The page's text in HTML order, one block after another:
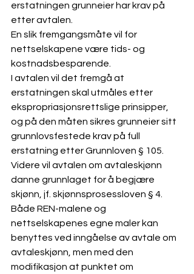
erstatningen grunneier har krav på
etter avtalen.
En slik fremgangsmåte vil for
nettselskapene være tids- og
kostnadsbesparende.
I avtalen vil det fremgå at
erstatningen skal utmåles etter
ekspropriasjonsrettslige prinsipper,
og på den måten sikres grunneier sitt
grunnlovsfestede krav på full
erstatning etter Grunnloven § 105.
Videre vil avtalen om avtaleskjønn
danne grunnlaget for å begjære
skjønn, jf. skjønnsprosessloven § 4.
Både REN-malene og
nettselskapenes egne maler kan
benyttes ved inngåelse av avtale om
avtaleskjønn, men med den
modifikasjon at punktet om